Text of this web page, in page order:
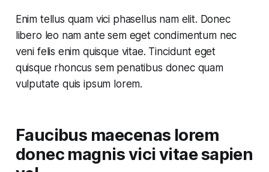
Enim tellus quam vici phasellus nam elit. Donec
libero leo nam ante sem eget condimentum nec
veni felis enim quisque vitae. Tincidunt eget
quisque rhoncus sem penatibus donec quam
vulputate quis ipsum lorem.
Faucibus maecenas lorem
donec magnis vici vitae sapien